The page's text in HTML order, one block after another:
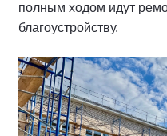
полным ходом идут
благоустройству.